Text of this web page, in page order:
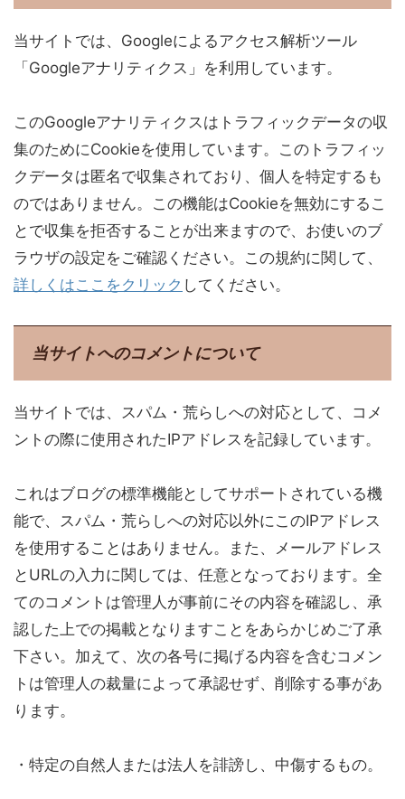
当サイトでは、Googleによるアクセス解析ツール
「Googleアナリティクス」を利用しています。
このGoogleアナリティクスはトラフィックデータの収
集のためにCookieを使用しています。このトラフィッ
クデータは匿名で収集されており、個人を特定するも
のではありません。この機能はCookieを無効にするこ
とで収集を拒否することが出来ますので、お使いのブ
ラウザの設定をご確認ください。この規約に関して、
詳しくはここをクリック してください。
当サイトへのコメントについて
当サイトでは、スパム・荒らしへの対応として、コメ
ントの際に使用されたIPアドレスを記録しています。
これはブログの標準機能としてサポートされている機
能で、スパム・荒らしへの対応以外にこのIPアドレス
を使用することはありません。また、メールアドレス
とURLの入力に関しては、任意となっております。全
てのコメントは管理人が事前にその内容を確認し、承
認した上での掲載となりますことをあらかじめご了承
下さい。加えて、次の各号に掲げる内容を含むコメン
トは管理人の裁量によって承認せず、削除する事があ
ります。
・特定の自然人または法人を誹謗し、中傷するもの。